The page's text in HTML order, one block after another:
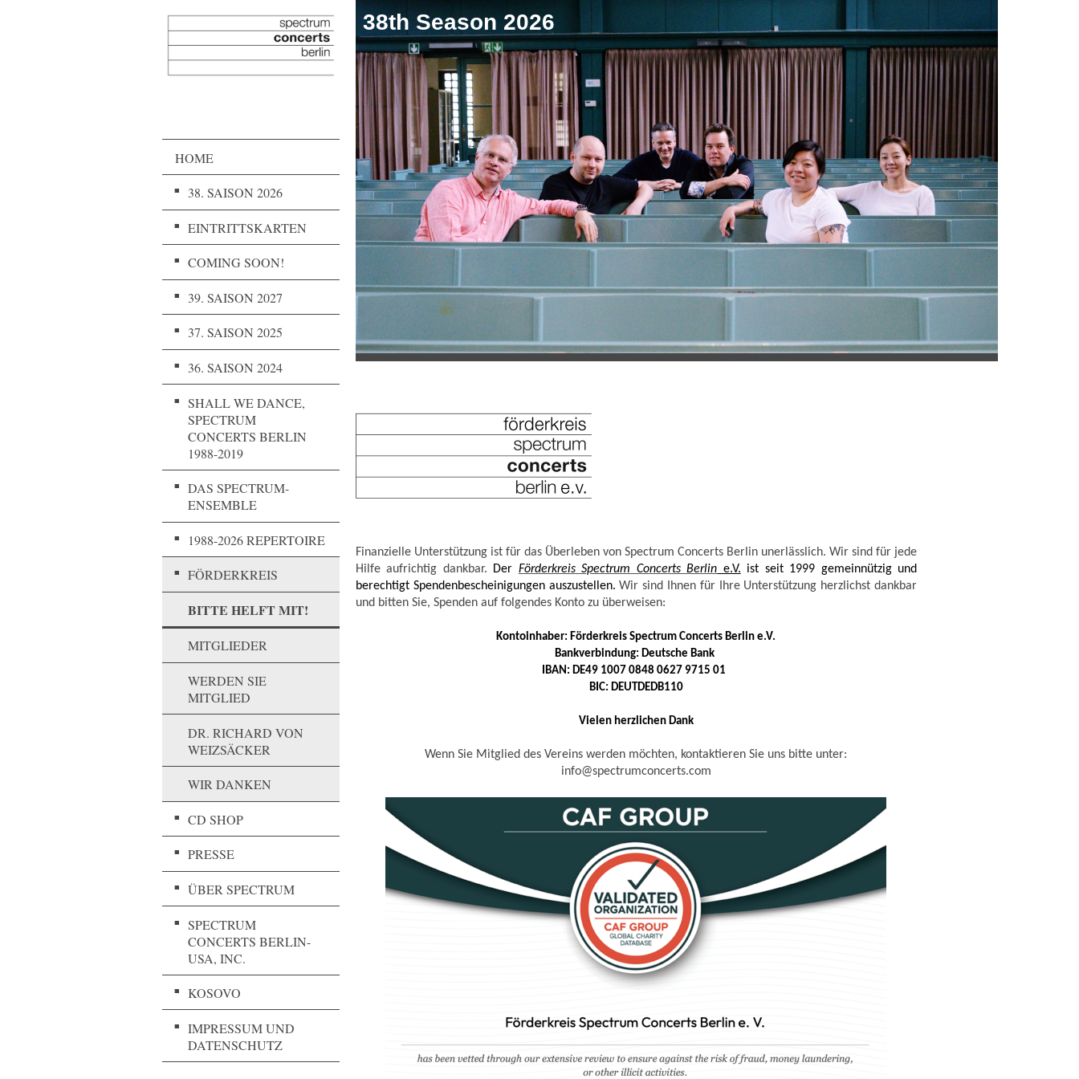
HOME
38. SAISON 2026
EINTRITTSKARTEN
COMING SOON!
39. SAISON 2027
37. SAISON 2025
36. SAISON 2024
SHALL WE DANCE,
SPECTRUM
CONCERTS BERLIN
1988-2019
DAS SPECTRUM-
ENSEMBLE
1988-2026 REPERTOIRE
FÖRDERKREIS
BITTE HELFT MIT!
MITGLIEDER
WERDEN SIE
MITGLIED
DR. RICHARD VON
WEIZSÄCKER
WIR DANKEN
CD SHOP
PRESSE
ÜBER SPECTRUM
SPECTRUM
CONCERTS BERLIN-
USA, INC.
KOSOVO
IMPRESSUM UND
DATENSCHUTZ
38th Season 2026
Finanzielle Unterstützung ist für das Überleben von Spectrum Concerts Berlin unerlässlich. Wir sind für jede
Hilfe aufrichtig dankbar. Der Förderkreis Spectrum Concerts Berlin e.V. ist seit 1999 gemeinnützig und
berechtigt Spendenbescheinigungen auszustellen. Wir sind Ihnen für Ihre Unterstützung herzlichst dankbar
und bitten Sie, Spenden auf folgendes Konto zu überweisen:
Kontoinhaber: Förderkreis Spectrum Concerts Berlin e.V.
Bankverbindung: Deutsche Bank
IBAN: DE49 1007 0848 0627 9715 01
BIC: DEUTDEDB110
Vielen herzlichen Dank
Wenn Sie Mitglied des Vereins werden möchten, kontaktieren Sie uns bitte unter:
info@spectrumconcerts.com